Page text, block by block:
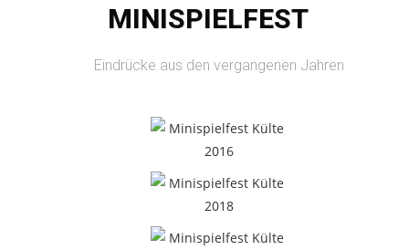
MINISPIELFEST
Eindrücke aus den vergangenen Jahren